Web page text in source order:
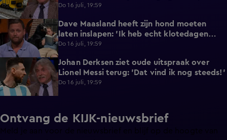
de lul'
Do 16 juli, 19:59
5:05
Dave Maasland heeft zijn hond moeten
laten inslapen: 'Ik heb echt klotedagen
achter de rug'
Do 16 juli, 19:59
1:37
Johan Derksen ziet oude uitspraak over
Lionel Messi terug: 'Dat vind ik nog steeds!'
Do 16 juli, 19:59
Ontvang de KIJK-nieuwsbrief
Meld je aan voor de nieuwsbrief en blijf op de hoogte van